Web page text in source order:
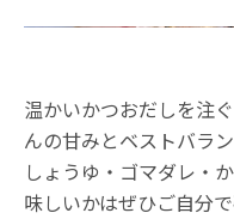
温かいかつおだしを注
んの甘みとベストバラン
しょうゆ・ゴマダレ・
味しいかはぜひご自分